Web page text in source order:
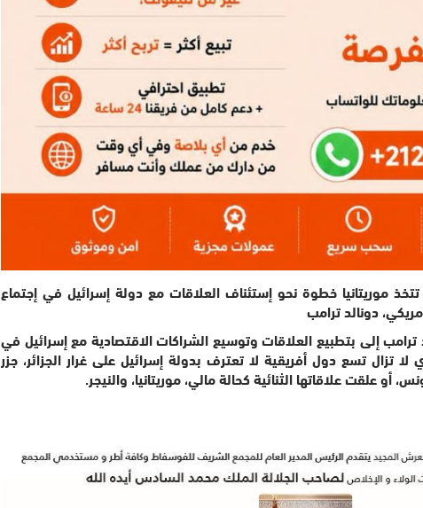
موريتانيا خطوة نحو إستئناف العلاقات مع دولة إسرائيل في إجتماع
دونالد ترامب
ترامب إلى بتطبيع العلاقات وتوسيع الشراكات الاقتصادية مع إسرائيل في
تزال تسع دول أفريقية لا تعترف بدولة إسرائيل على غرار الجزائر، جزر
أو علقت علاقاتها الثنائية كحالة مالي، موريتانيا، والنيجر.